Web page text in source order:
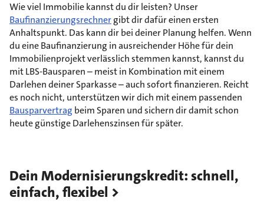
Wie viel Immobilie kannst du dir leisten? Unser
Baufinanzierungsrechnergibt dir dafür einen ersten
Anhaltspunkt. Das kann dir bei deiner Planung helfen. Wenn
du eine Baufinanzierung in ausreichender Höhe für dein
Immobilienprojekt verlässlich stemmen kannst, kannst du
mit LBS-Bausparen – meist in Kombination mit einem
Darlehen deiner Sparkasse – auch sofort finanzieren. Reicht
es noch nicht, unterstützen wir dich mit einem passenden
Bausparvertrag beim Sparen und sichern dir damit schon
heute günstige Darlehenszinsen für später.
Dein Modernisierungskredit: schnell,
einfach, flexibel